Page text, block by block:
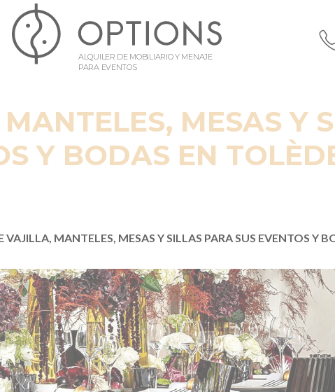
ALQUILER DE MOBILIARIO Y MENAJE
PARA EVENTOS
MESAS Y
Y BODAS EN
VAJILLA, MANTELES, MESAS Y SILLAS PARA SUS EVENTOS Y